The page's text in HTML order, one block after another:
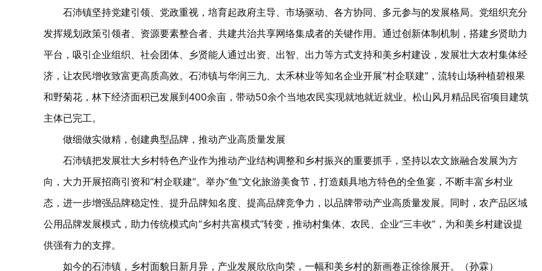
石沛镇坚持党建引领、党政重视，培育起政府主导、市场驱动、各方协同、多元参与的发展格局。党组织充分
发挥规划政策引领者、资源要素整合者、共建共治共享网络集成者的关键作用。通过创新体制机制，搭建乡贤助力
平台，吸引企业组织、社会团体、乡贤能人通过出资、出智、出力等方式支持和美乡村建设，发展壮大农村集体经
济，让农民增收致富更高质高效。石沛镇与华润三九、太禾林业等知名企业开展“村企联建”，流转山场种植碧根果
和野菊花，林下经济面积已发展到400余亩，带动50余个当地农民实现就地就近就业。松山风月精品民宿项目建筑
主体已完工。
做细做实做精，创建典型品牌，推动产业高质量发展
石沛镇把发展壮大乡村特色产业作为推动产业结构调整和乡村振兴的重要抓手，坚持以农文旅融合发展为方
向，大力开展招商引资和“村企联建”。举办“鱼”文化旅游美食节，打造颇具地方特色的全鱼宴，不断丰富乡村业
态，进一步增强品牌稳定性、提升品牌知名度、提高品牌竞争力，以品牌带动产业高质量发展。同时，农产品区域
公用品牌发展模式，助力传统模式向“乡村共富模式”转变，推动村集体、农民、企业“三丰收”，为和美乡村建设提
供强有力的支撑。
如今的石沛镇，乡村面貌日新月异，产业发展欣欣向荣，一幅和美乡村的新画卷正徐徐展开。（孙霖）